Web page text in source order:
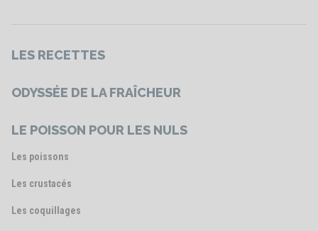
LES RECETTES
ODYSSÉE DE LA FRAÎCHEUR
LE POISSON POUR LES NULS
Les poissons
Les crustacés
Les coquillages